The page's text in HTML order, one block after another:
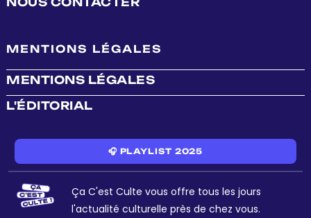
MENTIONS LÉGALES
MENTIONS LÉGALES
L'ÉDITORIAL
🎧 PLAYLIST 2025
Ça C'est Culte vous offre tous les jours
l'actualité culturelle près de chez vous.